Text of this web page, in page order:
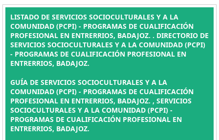
LISTADO DE SERVICIOS SOCIOCULTURALES Y A LA
COMUNIDAD (PCPI) - PROGRAMAS DE CUALIFICACIÓN
PROFESIONAL EN ENTRERRIOS, BADAJOZ. . DIRECTORIO DE
SERVICIOS SOCIOCULTURALES Y A LA COMUNIDAD (PCPI)
- PROGRAMAS DE CUALIFICACIÓN PROFESIONAL EN
ENTRERRIOS, BADAJOZ.
GUÍA DE SERVICIOS SOCIOCULTURALES Y A LA
COMUNIDAD (PCPI) - PROGRAMAS DE CUALIFICACIÓN
PROFESIONAL EN ENTRERRIOS, BADAJOZ. , SERVICIOS
SOCIOCULTURALES Y A LA COMUNIDAD (PCPI) -
PROGRAMAS DE CUALIFICACIÓN PROFESIONAL EN
ENTRERRIOS, BADAJOZ.